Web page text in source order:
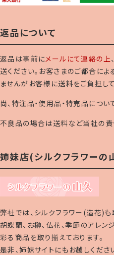
返品について
返品は事前にメールにて連絡の上、
送ください。お客さまのご都合に
ませんがお客様に送料をご負担し
尚、特注品・使用品・特売品につい
不良品の場合は送料など当社の責
姉妹店(シルクフラワーの
弊社では、シルクフラワー(造花)も
胡蝶蘭、お榊、仏花、季節のアレン
彩る商品を取り揃えております。
是非、姉妹サイトにもお越しくださ